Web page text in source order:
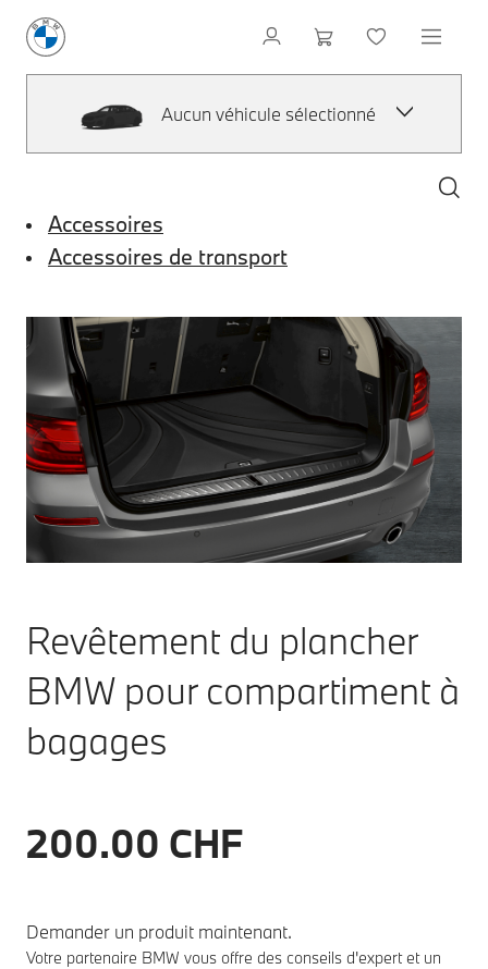
Aucun véhicule sélectionné
Accessoires
Accessoires de transport
Revêtement du plancher
BMW pour compartiment à
bagages
200.00 CHF
Demander un produit maintenant.
Votre partenaire BMW vous offre des conseils d'expert et un